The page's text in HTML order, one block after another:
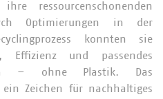
ressourcenschonenden
Optimierungen in der
konnten sie
Effizienz und passendes
– ohne Plastik. Das
Zeichen für nachhaltiges